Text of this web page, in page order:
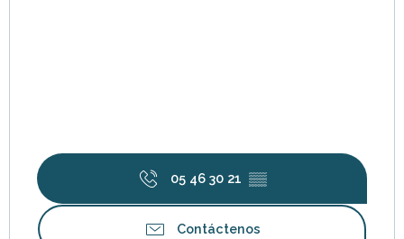
05 46 30 21 ▒▒
Contáctenos